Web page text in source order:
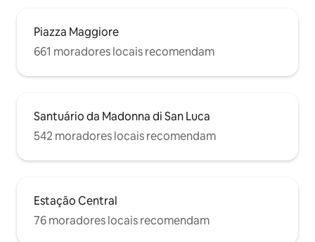
Piazza Maggiore
661 moradores locais recomendam
Santuário da Madonna di San Luca
542 moradores locais recomendam
Estação Central
76 moradores locais recomendam